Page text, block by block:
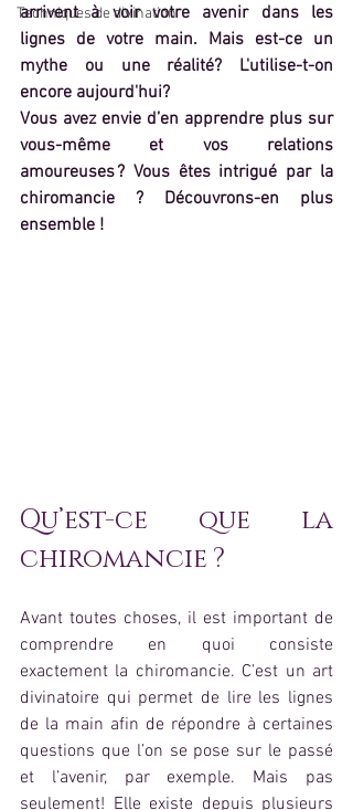
Techniques de divination
arrivent à voir votre avenir dans les
lignes de votre main. Mais est-ce un
mythe ou une réalité? L'utilise-t-on
encore aujourd'hui?
Vous avez envie d’en apprendre plus sur
vous-même et vos relations
amoureuses ? Vous êtes intrigué par la
chiromancie ? Découvrons-en plus
ensemble !
Qu’est-ce que la
chiromancie ?
Avant toutes choses, il est important de
comprendre en quoi consiste
exactement la chiromancie. C’est un art
divinatoire qui permet de lire les lignes
de la main afin de répondre à certaines
questions que l’on se pose sur le passé
et l’avenir, par exemple. Mais pas
seulement! Elle existe depuis plusieurs